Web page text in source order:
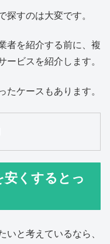
探すのは大変です。
者を紹介する前に、複
ービスを紹介します。
たケースもあります。
くするとっ
いと考えているなら、